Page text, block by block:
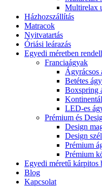
Multirelax
Házhozszállítás
Matracok
Nyitvatartás
Óriási leárazás
Egyedi méretben
Franciaágyak
Ágyrácsos
Betétes
Boxspring
LED-es
Prémium és
Design
Design
Prémium
Prémium
Egyedi méretű kárpitos
Blog
Kapcsolat